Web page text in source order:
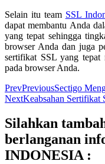
Selain itu team SSL
dapat membantu Anda
yang tepat sehingga
browser Anda dan juga
sertifikat SSL yang tepat
pada browser Anda.
PrevPreviousSectigo
NextKeabsahan Sertifikat
Silahkan
berlanganan
INDONESIA :